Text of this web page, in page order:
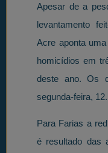
Apesar de a
levantamento
Acre aponta
homicídios em
deste ano. Os
segunda-feira, 12.
Para Farias a
é resultado das